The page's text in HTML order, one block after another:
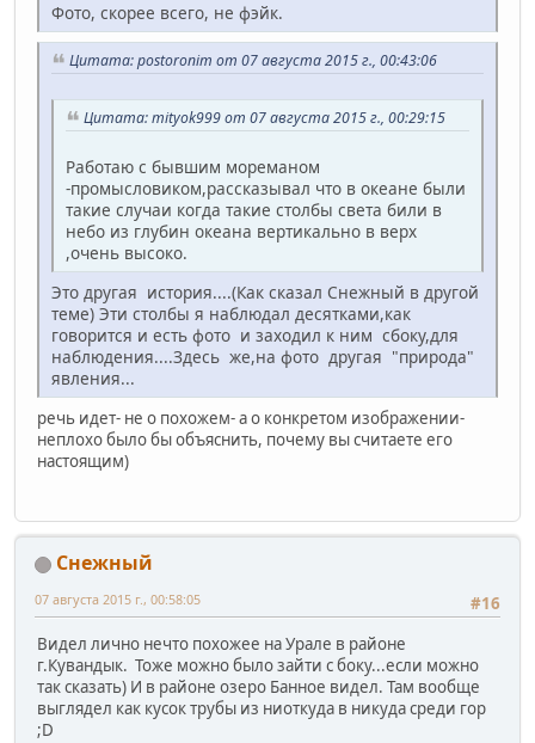
Фото, скорее всего, не фэйк.
Цитата: postoronim от 07 августа 2015 г., 00:43:06
Цитата: mityok999 от 07 августа 2015 г., 00:29:15
Работаю с бывшим мореманом
-промысловиком,рассказывал что в океане были
такие случаи когда такие столбы света били в
небо из глубин океана вертикально в верх
,очень высоко.
Это другая история....(Как сказал Снежный в другой
теме) Эти столбы я наблюдал десятками,как
говорится и есть фото и заходил к ним сбоку,для
наблюдения....Здесь же,на фото другая "природа"
явления...
речь идет- не о похожем- а о конкретом изображении-
неплохо было бы объяснить, почему вы считаете его
настоящим)
Снежный
#16
07 августа 2015 г., 00:58:05
Видел лично нечто похожее на Урале в районе
г.Кувандык. Тоже можно было зайти с боку...если можно
так сказать) И в районе озеро Банное видел. Там вообще
выглядел как кусок трубы из ниоткуда в никуда среди гор
;D